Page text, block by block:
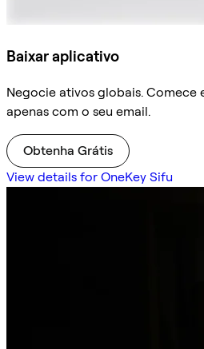
Baixar aplicativo
Negocie ativos globais. Comece
apenas com o seu email.
Obtenha Grátis
View details for OneKey Sifu